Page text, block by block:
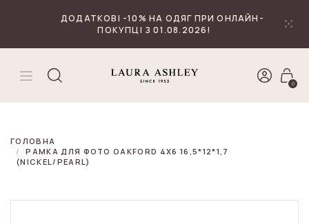
ДОДАТКОВІ -10% НА ОДЯГ ПРИ ОНЛАЙН-
ПОКУПЦІ З 01.08.2026!
0
ГОЛОВНА
РАМКА ДЛЯ ФОТО OAKFORD 4X6 16,5*12*1,7
(NICKEL/PEARL)